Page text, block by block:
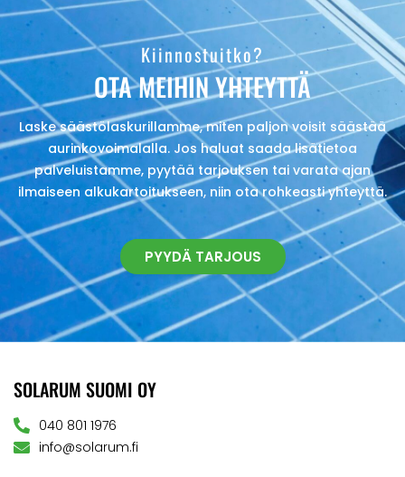
Kiinnostuitko?
OTA MEIHIN YHTEYTTÄ
Laske säästölaskurillamme, miten paljon voisit säästää
aurinkovoimalalla. Jos haluat saada lisätietoa
palveluistamme, pyytää tarjouksen tai varata ajan
ilmaiseen alkukartoitukseen, niin ota rohkeasti yhteyttä.
PYYDÄ TARJOUS
SOLARUM SUOMI OY
040 801 1976
info@solarum.fi